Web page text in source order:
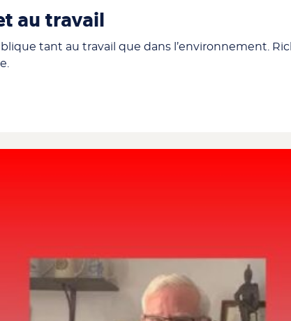
au travail
tant au travail que dans l’environnement.